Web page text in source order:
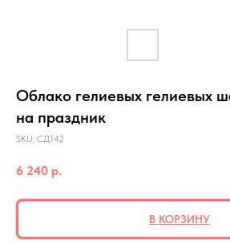
Облако гелиевых гелиевых
на праздник
SKU: СД142
6 240 р.
В КОРЗИНУ